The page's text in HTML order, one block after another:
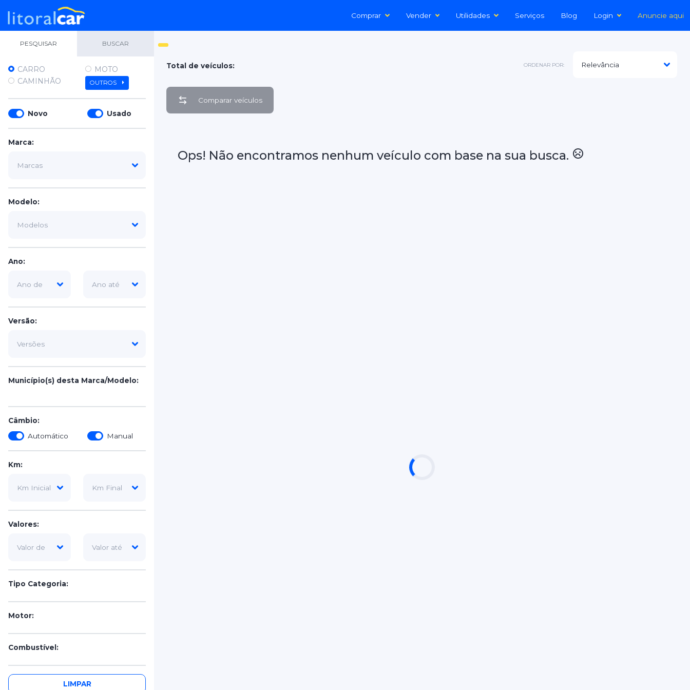
Comprar Vender Utilidades Serviços Blog Login Anuncie aqui
PESQUISAR BUSCAR
CARRO
MOTO
CAMINHÃO
OUTROS
Novo Usado
Marca:
Modelo:
Ano:
Versão:
Município(s) desta Marca/Modelo:
Câmbio:
Automático
Manual
Km:
Valores:
Tipo Categoria:
Motor:
Combustível:
Portas:
LIMPAR
Total de veículos: ORDENAR POR:
Comparar veículos
Ops! Não encontramos nenhum veículo com base na sua busca.